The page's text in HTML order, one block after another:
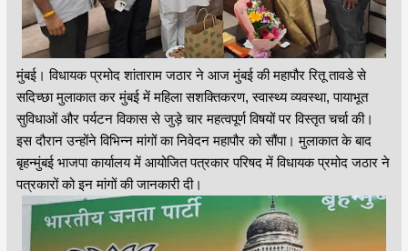
मुंबई। विधायक प्रमोद शांताराम जठार ने आज मुंबई की महापौर रितू तावडे से
सदिच्छा मुलाकात कर मुंबई में महिला सशक्तिकरण, स्वास्थ्य व्यवस्था, पायाभूत
सुविधाओं और पर्यटन विकास से जुड़े चार महत्वपूर्ण विषयों पर विस्तृत चर्चा की।
इस दौरान उन्होंने विभिन्न मांगों का निवेदन महापौर को सौंपा। मुलाकात के बाद
बृहन्मुंबई भाजपा कार्यालय में आयोजित पत्रकार परिषद में विधायक प्रमोद जठार ने
पत्रकारों को इन मांगों की जानकारी दी।